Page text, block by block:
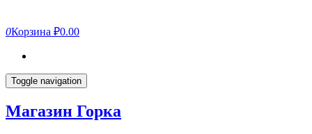
0Корзина ₽0.00
Toggle navigation
Магазин Горка